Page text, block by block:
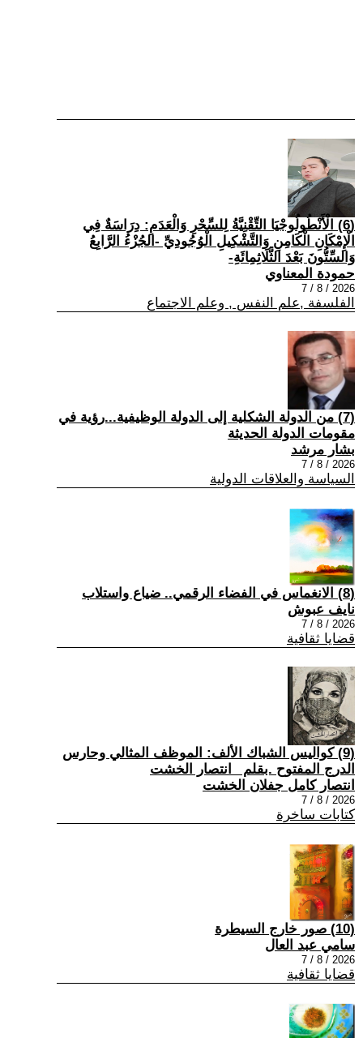
(6) الْأَنْطُولُوجْيَا التِّقْنِيَّةُ لِلسِّحْرِ وَالْعَدَمِ: دِرَاسَةٌ فِي
الْإِمْكَانِ الْكَامِنِ وَالتَّشْكِيلِ الْوُجُودِيِّ -الجُزْءُ الرَّابِعُ
وَالسِّتُّونَ بَعْدَ الثَّلَاثِمِائَةِ-
حمودة المعناوي
2026 / 8 / 7
الفلسفة ,علم النفس , وعلم الاجتماع
(7) من الدولة الشكلية إلى الدولة الوظيفية...رؤية في
مقومات الدولة الحديثة
بشار مرشد
2026 / 8 / 7
السياسة والعلاقات الدولية
(8) الانغماس في الفضاء الرقمي.. ضياع واستلاب
نايف عبوش
2026 / 8 / 7
قضايا ثقافية
(9) كواليس الشباك الألف: الموظف المثالي وحارس
الدرج المفتوح .بقلم _انتصار الخشت
انتصار كامل جفلان الخشت
2026 / 8 / 7
كتابات ساخرة
(10) صور خارج السيطرة
سامي عبد العال
2026 / 8 / 7
قضايا ثقافية